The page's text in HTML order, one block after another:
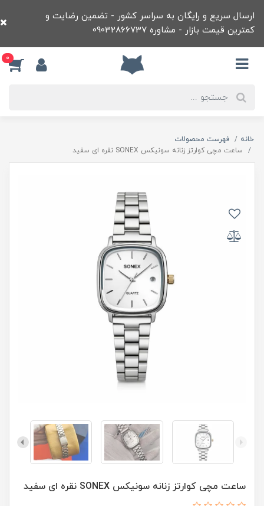
ارسال سریع و رایگان به سراسر کشور - تضمین رضایت و
کمترین قیمت بازار - مشاوره 09032866737
0
خانه
فهرست محصولات
ساعت مچی کوارتز زنانه سونيکس SONEX نقره ای سفيد
ساعت مچی کوارتز زنانه سونيکس SONEX نقره ای سفيد